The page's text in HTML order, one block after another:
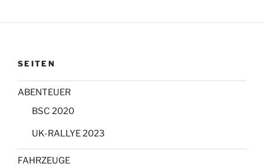
SEITEN
ABENTEUER
BSC 2020
UK-RALLYE 2023
FAHRZEUGE